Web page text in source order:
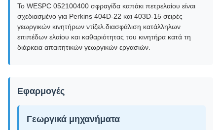
Το WESPC 052100400 σφραγίδα καπάκι πετρελαίου είναι
σχεδιασμένο για Perkins 404D-22 και 403D-15 σειρές
γεωργικών κινητήρων ντίζελ.διασφάλιση κατάλληλων
επιπέδων ελαίου και καθαριότητας του κινητήρα κατά τη
διάρκεια απαιτητικών γεωργικών εργασιών.
Εφαρμογές
Γεωργικά μηχανήματα